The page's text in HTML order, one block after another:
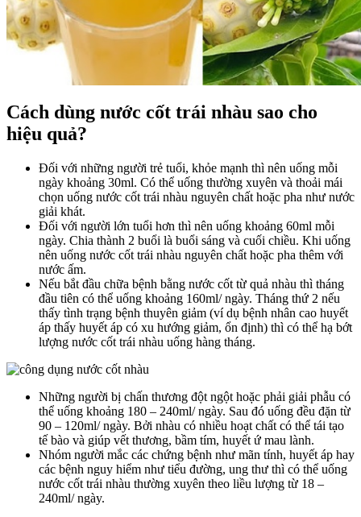
Cách dùng nước cốt trái nhàu sao cho
hiệu quả?
Đối với những người trẻ tuổi, khỏe mạnh thì nên uống mỗi
ngày khoảng 30ml. Có thể uống thường xuyên và thoải mái
chọn uống nước cốt trái nhàu nguyên chất hoặc pha như nước
giải khát.
Đối với người lớn tuổi hơn thì nên uống khoảng 60ml mỗi
ngày. Chia thành 2 buổi là buổi sáng và cuối chiều. Khi uống
nên uống nước cốt trái nhàu nguyên chất hoặc pha thêm với
nước ấm.
Nếu bắt đầu chữa bệnh bằng nước cốt từ quả nhàu thì tháng
đầu tiên có thể uống khoảng 160ml/ ngày. Tháng thứ 2 nếu
thấy tình trạng bệnh thuyên giảm (ví dụ bệnh nhân cao huyết
áp thấy huyết áp có xu hướng giảm, ổn định) thì có thể hạ bớt
lượng nước cốt trái nhàu uống hàng tháng.
Những người bị chấn thương đột ngột hoặc phải giải phẫu có
thể uống khoảng 180 – 240ml/ ngày. Sau đó uống đều đặn từ
90 – 120ml/ ngày. Bởi nhàu có nhiều hoạt chất có thể tái tạo
tế bào và giúp vết thương, bầm tím, huyết ứ mau lành.
Nhóm người mắc các chứng bệnh như mãn tính, huyết áp hay
các bệnh nguy hiểm như tiểu đường, ung thư thì có thể uống
nước cốt trái nhàu thường xuyên theo liều lượng từ 18 –
240ml/ ngày.